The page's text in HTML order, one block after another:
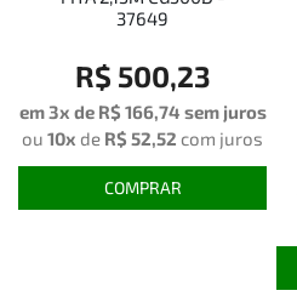
37649
R$ 500,23
em 3x de R$ 166,74 sem juros
ou 10x de R$ 52,52 com juros
COMPRAR